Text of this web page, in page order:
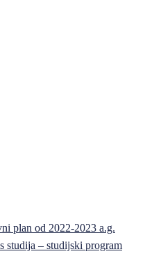
plan od 2022-2023 a.g.
studija – studijski program